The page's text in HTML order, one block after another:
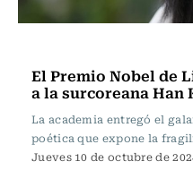
El Premio Nobel de
a la surcoreana Han
La academia entregó el
poética que expone la
Jueves 10 de octubre de